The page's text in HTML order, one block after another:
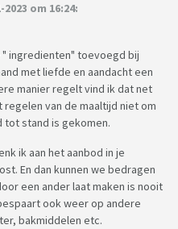
om 16:24:
ingredienten" toevoegd bij
met liefde en aandacht een
manier regelt vind ik dat net
van de maaltijd niet om
tot stand is gekomen.
ik aan het aanbod in je
En dan kunnen we bedragen
een ander laat maken is nooit
ook weer op andere
bakmiddelen etc.